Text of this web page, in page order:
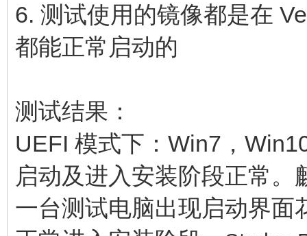
6. 测试使用的镜像都是在
都能正常启动的
测试结果：
UEFI 模式下：Win7，
启动及进入安装阶段正常
一台测试电脑出现启动界面